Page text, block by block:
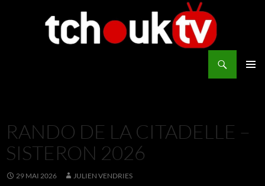
RANDO DE LA CITADELLE –
SISTERON 2026
29 MAI 2026 JULIEN VENDRIES